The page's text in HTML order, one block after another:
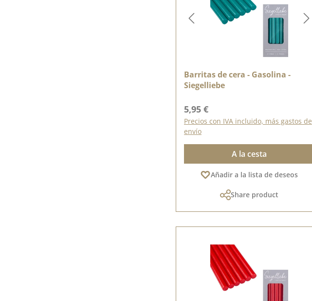
Barritas de cera - Gasolina -
Siegelliebe
Precio normal:
5,95 €
Precios con IVA incluido, más gastos de
envío
A la cesta
Añadir a la lista de deseos
Share product